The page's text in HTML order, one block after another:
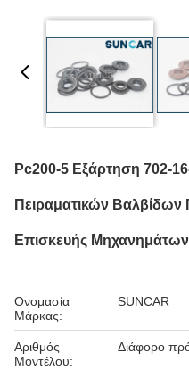
Pc200-5 Εξάρτηση 702-
Πειραματικών Βαλβίδων
Επισκευής Μηχανημάτων
Ονομασία
Μάρκας:
SUNCAR
Αριθμός
Μοντέλου:
Διάφορο